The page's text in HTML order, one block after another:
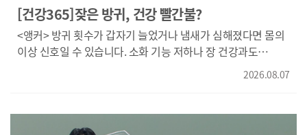
[건강365]잦은 방귀, 건강 빨간불?
<앵커> 방귀 횟수가 갑자기 늘었거나 냄새가 심해졌다면 몸의
이상 신호일 수 있습니다. 소화 기능 저하나 장 건강과도
심해지면 건강 이상을 걱정하는 분들도 있습니다.
2026.08.07